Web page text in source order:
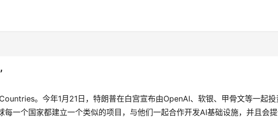
。今年1月21日，特朗普在白宫宣布由OpenAI、软银、甲骨文等一起
一个国家都建立一个类似的项目，与他们一起合作开发AI基础设施，并且会